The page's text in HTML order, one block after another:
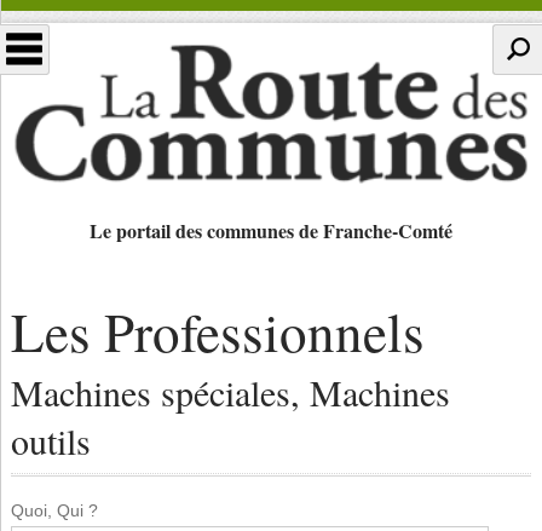
Le portail des communes de Franche-Comté
Les Professionnels
Machines spéciales, Machines
outils
Quoi, Qui ?